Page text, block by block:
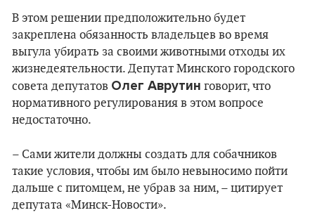
В этом решении предположительно будет
закреплена обязанность владельцев во время
выгула убирать за своими животными отходы их
жизнедеятельности. Депутат Минского городского
cовета депутатов Олег Аврутин говорит, что
нормативного регулирования в этом вопросе
недостаточно.
– Сами жители должны создать для собачников
такие условия, чтобы им было невыносимо пойти
дальше с питомцем, не убрав за ним, – цитирует
депутата «Минск-Новости».